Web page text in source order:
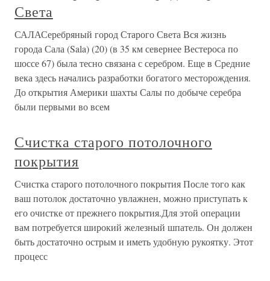
Света
САЛАСеребряный город Старого Света Вся жизнь
города Сала (Sala) (20) (в 35 км севернее Вестероса по
шоссе 67) была тесно связана с серебром. Еще в Средние
века здесь начались разработки богатого месторождения.
До открытия Америки шахты Салы по добыче серебра
были первыми во всем
Счистка старого потолочного
покрытия
Счистка старого потолочного покрытия После того как
ваш потолок достаточно увлажнен, можно приступать к
его очистке от прежнего покрытия.Для этой операции
вам потребуется широкий железный шпатель. Он должен
быть достаточно острым и иметь удобную рукоятку. Этот
процесс